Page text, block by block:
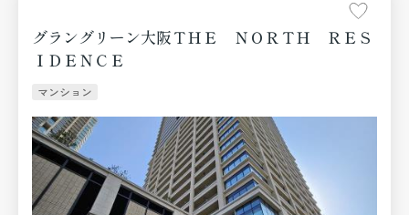
グラングリーン大阪ＴＨＥ ＮＯＲＴＨ ＲＥＳ
ＩＤＥＮＣＥ
マンション